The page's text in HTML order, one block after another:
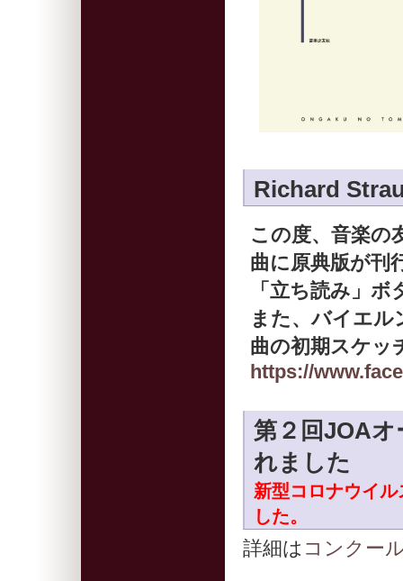
Richard
この度、音楽の
曲に原典版が刊
「立ち読み」
また、バイエル
曲の初期スケッ
https://
第２回JOA
れました
新型コロナウイ
した。
詳細は コンクー